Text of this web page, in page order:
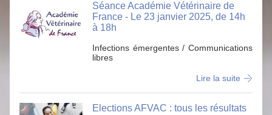
Séance Académie Vétérinaire de
France - Le 23 janvier 2025, de 14h
à 18h
Infections émergentes / Communications
libres
Lire la suite
Elections AFVAC : tous les résultats